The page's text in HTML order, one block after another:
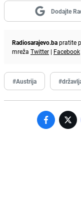
Dodajte
Radiosarajevo.bapratite
mreža Twitter | Facebook
#Austrija